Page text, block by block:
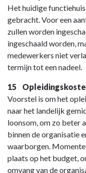
Het huidige
gebracht. Voor een
zullen worden
ingeschaald worden,
medewerkers niet
termijn tot een nadeel.
15
Voorstel is om het
naar het landelijk
loonsom, om zo beter
binnen de organisatie
waarborgen.
plaats op het budget,
omvang van de